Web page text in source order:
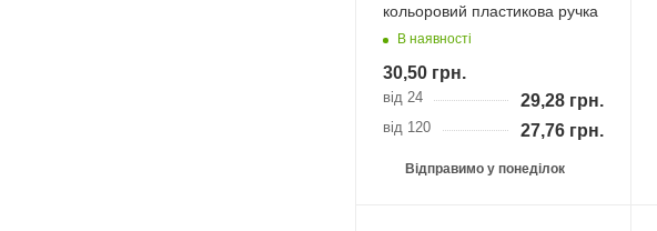
кольоровий пластикова ручка
В наявності
30,50 грн.
від 24 29,28 грн.
від 120 27,76 грн.
Відправимо у понеділок